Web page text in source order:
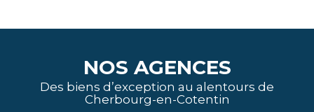
NOS AGENCES
Des biens d’exception au alentours de
Cherbourg-en-Cotentin